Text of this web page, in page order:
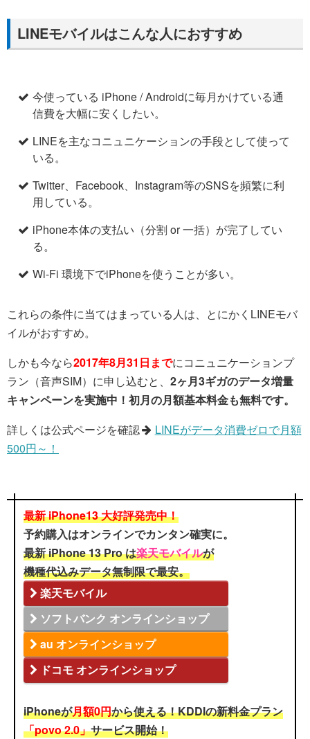
LINEモバイルはこんな人におすすめ
今使っている iPhone / Androidに毎月かけている通
信費を大幅に安くしたい。
LINEを主なコニュニケーションの手段として使って
いる。
Twitter、Facebook、Instagram等のSNSを頻繁に利
用している。
iPhone本体の支払い（分割 or 一括）が完了してい
る。
Wi-Fi 環境下でiPhoneを使うことが多い。
これらの条件に当てはまっている人は、とにかくLINEモバ
イルがおすすめ。
しかも今なら2017年8月31日までにコニュニケーションプ
ラン（音声SIM）に申し込むと、 2ヶ月3ギガのデータ増量
キャンペーンを実施中！初月の月額基本料金も無料です。
詳しくは公式ページを確認
LINEがデータ消費ゼロで月額
500円～！
最新 iPhone13 大好評発売中！
予約購入はオンラインでカンタン確実に。
最新 iPhone 13 Pro は楽天モバイルが
機種代込みデータ無制限で最安。
楽天モバイル
ソフトバンク オンラインショップ
au オンラインショップ
ドコモ オンラインショップ
iPhoneが月額0円から使える！KDDIの新料金プラン
「povo 2.0」サービス開始！